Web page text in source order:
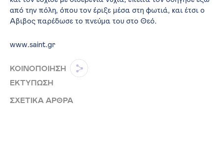
από την πόλη, όπου τον έριξε μέσα στη φωτιά, και έτσι ο
Άβιβος παρέδωσε το πνεύμα του στο Θεό.
www.saint.gr
ΚΟΙΝΟΠΟΙΗΣΗ
ΕΚΤΥΠΩΣΗ
ΣΧΕΤΙΚΑ ΑΡΘΡΑ